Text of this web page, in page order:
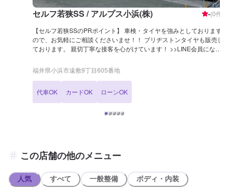
セルフ若狭SS / アルプス小浜(株) -(0件)
【セルフ若狭SSのPRポイント】 車検・タイヤを強みとしております
ので、お気軽にご相談くださいませ！！ ブリヂストンタイヤも販売し
ております。 親切丁寧な接客を心がけています！ >>LINE会員になる
ので、ぜひご登録を！ 【営業時間】 整備受付時間：9：00〜18：00
給油営業時間：7：00〜23：00 【サービスルームについて】 ✅トイ
せ。 【在籍整備士】 整備士が在籍しておりますので、お車のことは
なんでもご相談くださいませ！ 【アクセス】 国道27号線沿い、県民
せいきょうハーツタウンわかさのすぐ隣に当店がございます。
福井県小浜市遠敷9丁目605番地
代車OK カードOK ローンOK
この店舗の他のメニュー
人気 すべて 一般整備 ボディ・内装